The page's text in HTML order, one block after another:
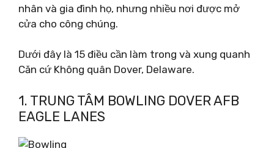
nhân và gia đình họ, nhưng nhiều nơi được mở
cửa cho công chúng.
Dưới đây là 15 điều cần làm trong và xung quanh
Căn cứ Không quân Dover, Delaware.
1. TRUNG TÂM BOWLING DOVER AFB
EAGLE LANES